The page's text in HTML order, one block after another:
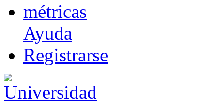
métricas
Ayuda
Registrarse